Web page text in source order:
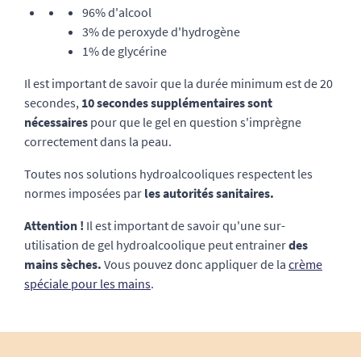
96% d'alcool
3% de peroxyde d'hydrogène
1% de glycérine
Il est important de savoir que la durée minimum est de 20
secondes, 10 secondes supplémentaires sont
nécessaires pour que le gel en question s'imprègne
correctement dans la peau.
Toutes nos solutions hydroalcooliques respectent les
normes imposées par les autorités sanitaires.
Attention ! Il est important de savoir qu'une sur-
utilisation de gel hydroalcoolique peut entrainerdes
mains sèches. Vous pouvez donc appliquer de la crème
spéciale pour les mains.